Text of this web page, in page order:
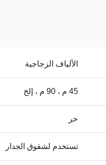
الألياف الزجاجية
45 م ، 90 م ، إلخ
حر
تستخدم لشقوق الجدار